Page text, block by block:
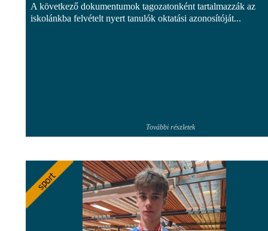
A következő dokumentumok tagozatonként tartalmazzák az
iskolánkba felvételt nyert tanulók oktatási azonosítóját...
További részletek